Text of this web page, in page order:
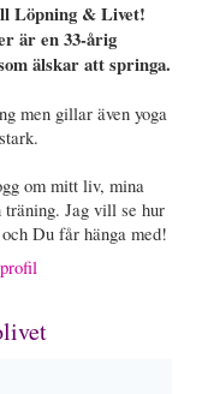
Löpning & Livet!
är en 33-årig
älskar att springa.
men gillar även yoga
om mitt liv, mina
träning. Jag vill se hur
Du får hänga med!